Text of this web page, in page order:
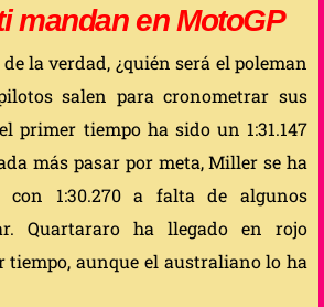
mandan en MotoGP
la verdad, ¿quién será el poleman
salen para cronometrar sus
primer tiempo ha sido un 1:31.147
más pasar por meta, Miller se ha
con 1:30.270 a falta de algunos
Quartararo ha llegado en rojo
tiempo, aunque el australiano lo ha